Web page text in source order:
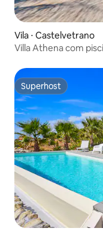
Vila ⋅ Castelvetrano
Villa Athena com
Superhost
Superhost